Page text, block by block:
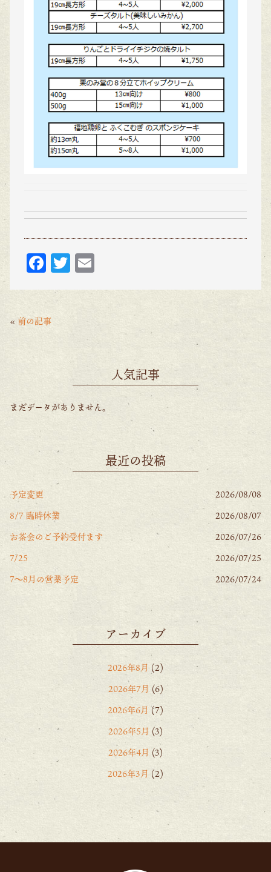
F
ac
eb
o
T
w
er
m
l
« 前の記事
人気記事
まだデータがありません。
最近の投稿
予定変更
2026/08/08
8/7 臨時休業
2026/08/07
お茶会のご予約受付ます
2026/07/26
7/25
2026/07/25
7〜8月の営業予定
2026/07/24
アーカイブ
2026年8月 (2)
2026年7月 (6)
2026年6月 (7)
2026年5月 (3)
2026年4月 (3)
2026年3月 (2)
2026年2月 (6)
2026年1月
(1)
2025年12月